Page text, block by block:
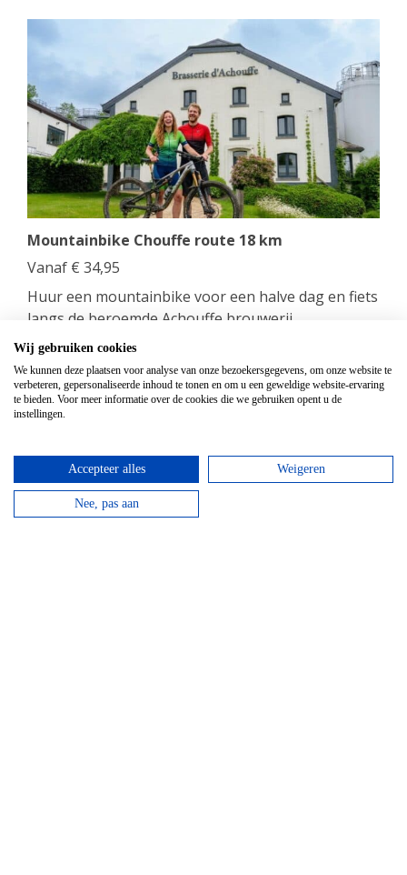
Mountainbike Chouffe route 18 km
Vanaf € 34,95
Huur een mountainbike voor een halve dag en fiets
langs de beroemde Achouffe brouwerij.
bekijken
Top hotels
Wij gebruiken cookies
We kunnen deze plaatsen voor analyse van onze bezoekersgegevens, om onze website te
verbeteren, gepersonaliseerde inhoud te tonen en om u een geweldige website-ervaring
te bieden. Voor meer informatie over de cookies die we gebruiken opent u de
instellingen.
Accepteer alles Weigeren
Nee, pas aan